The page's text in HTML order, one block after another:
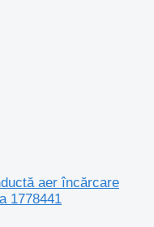
aer încărcare
1778441